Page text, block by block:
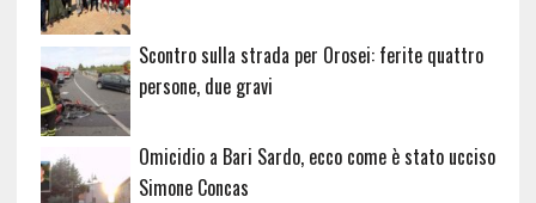
Scontro sulla strada per Orosei: ferite quattro
persone, due gravi
Omicidio a Bari Sardo, ecco come è stato ucciso
Simone Concas